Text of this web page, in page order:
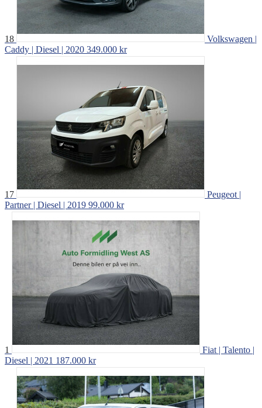
18
Volkswagen |
Caddy | Diesel | 2020 349.000 kr
17
Peugeot |
Partner | Diesel | 2019 99.000 kr
1
Fiat | Talento |
Diesel | 2021 187.000 kr